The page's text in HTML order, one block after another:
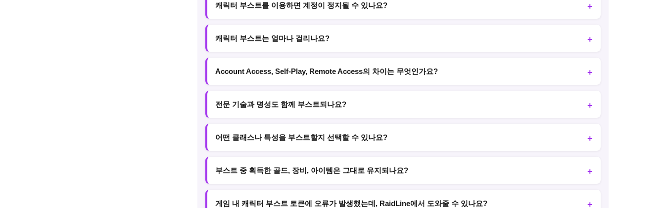
캐릭터 부스트를 이용하면 계정이 정지될 수 있나요?
캐릭터 부스트는 얼마나 걸리나요?
Account Access, Self-Play, Remote Access의 차이는 무엇인가요?
전문 기술과 명성도 함께 부스트되나요?
어떤 클래스나 특성을 부스트할지 선택할 수 있나요?
부스트 중 획득한 골드, 장비, 아이템은 그대로 유지되나요?
게임 내 캐릭터 부스트 토큰에 오류가 발생했는데, RaidLine에서 도와줄 수 있나요?